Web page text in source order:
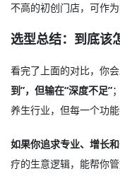
不高的初创门店，可作为
选型总结：到底该
看完了上面的对比，你会
到”，但输在“深度不足”
养生行业，但每一个功
如果你追求专业、增长
疗的生意逻辑，能帮你